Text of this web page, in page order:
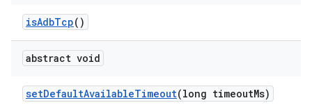
isAdbTcp()
abstract void
setDefaultAvailableTimeout(long timeoutMs)